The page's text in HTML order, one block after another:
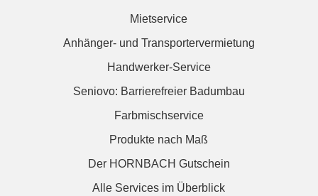
Mietservice
Anhänger- und Transportervermietung
Handwerker-Service
Seniovo: Barrierefreier Badumbau
Farbmischservice
Produkte nach Maß
Der HORNBACH Gutschein
Alle Services im Überblick